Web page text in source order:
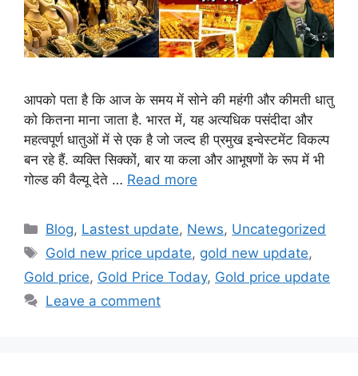
आपको पता है कि आज के समय में सोने की महंगी और कीमती धातु
को कितना माना जाता है. भारत में, यह अत्यधिक पसंदीदा और
महत्वपूर्ण धातुओं में से एक है जो जल्द ही प्रमुख इन्वेस्टमेंट विकल्प
बन रहे हैं. व्यक्ति सिक्कों, बार या कला और आभूषणों के रूप में भी
गोल्ड की वैल्यू देते … Read more
Categories
Blog, Lastest update, News, Uncategorized
Tags
Gold new price update, gold new update,
Gold price, Gold Price Today, Gold price update
Leave a comment